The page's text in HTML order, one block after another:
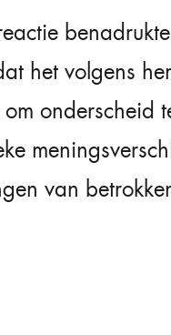
benadrukte
het volgens
onderscheid
van